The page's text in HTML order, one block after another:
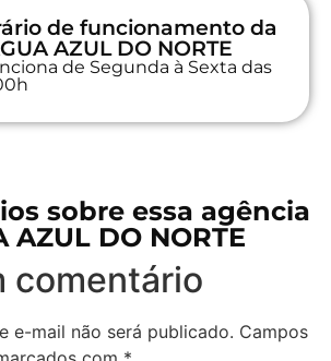
de funcionamento da
AZUL DO NORTE
de Segunda à Sexta das
sobre essa agência
AZUL DO NORTE
comentário
e-mail não será publicado. Campos